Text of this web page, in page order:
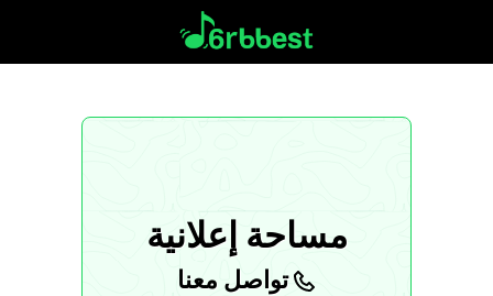
مساحة إعلانية
تواصل معنا